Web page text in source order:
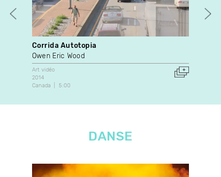
Corrida Autotopia
Owen Eric Wood
Art vidéo
2014
Canada
5:00
DANSE